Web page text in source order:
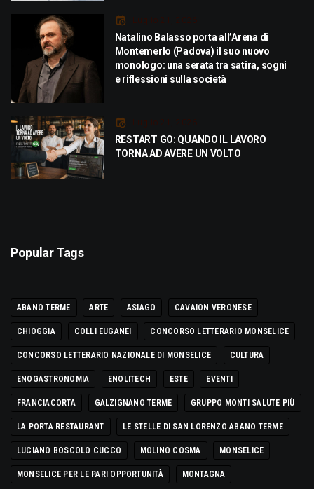
Luglio 21, 2026
Natalino Balasso porta all’Arena di
Montemerlo (Padova) il suo nuovo
monologo: una serata tra satira, sogni
e riflessioni sulla società
Luglio 21, 2026
RESTART GO: QUANDO IL LAVORO
TORNA AD AVERE UN VOLTO
Popular Tags
ABANO TERME ARTE ASIAGO CAVAION VERONESE
CHIOGGIA COLLI EUGANEI CONCORSO LETTERARIO MONSELICE
CONCORSO LETTERARIO NAZIONALE DI MONSELICE CULTURA
ENOGASTRONOMIA ENOLITECH ESTE EVENTI
FRANCIACORTA GALZIGNANO TERME GRUPPO MONTI SALUTE PIÙ
LA PORTA RESTAURANT LE STELLE DI SAN LORENZO ABANO TERME
LUCIANO BOSCOLO CUCCO MOLINO COSMA MONSELICE
MONSELICE PER LE PARI OPPORTUNITÀ MONTAGNA